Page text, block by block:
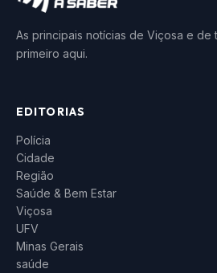
As principais notícias de Viçosa e
primeiro aqui.
EDITORIAS
Polícia
Cidade
Região
Saúde & Bem Estar
Viçosa
UFV
Minas Gerais
saúde